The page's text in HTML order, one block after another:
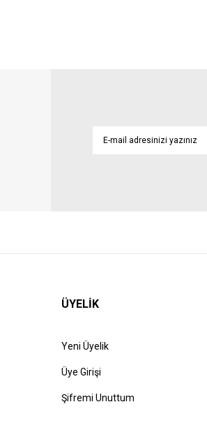
ÜYELİK
Yeni Üyelik
Üye Girişi
Şifremi Unuttum